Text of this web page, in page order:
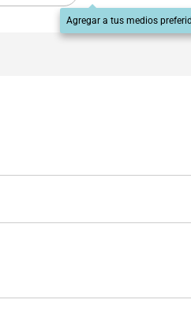
Agregar a tus medios